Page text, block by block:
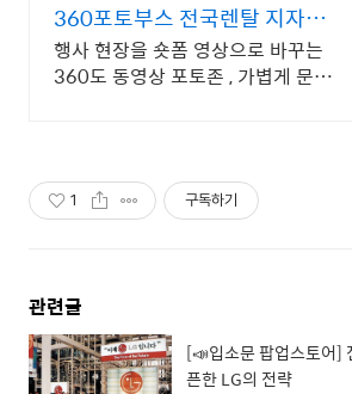
360포토부스 전국렌탈 지자체
공공,교육기관 할인
행사 현장을 숏폼 영상으로 바꾸는
360도 동영상 포토존 , 가볍게 문의
1 구독하기
관련글
[📣입소문 팝업스토어]
픈한 LG의 전략